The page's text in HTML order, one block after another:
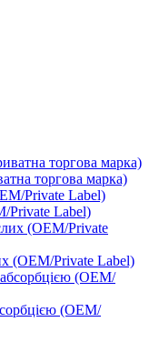
торгова марка)
Private Label)
(OEM/Private Label)
(OEM/